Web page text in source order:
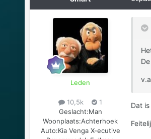
Leden
10,5k
1
Geslacht:Man
Woonplaats:Achterhoek
Auto:Kia Venga X-ecutive
Dat